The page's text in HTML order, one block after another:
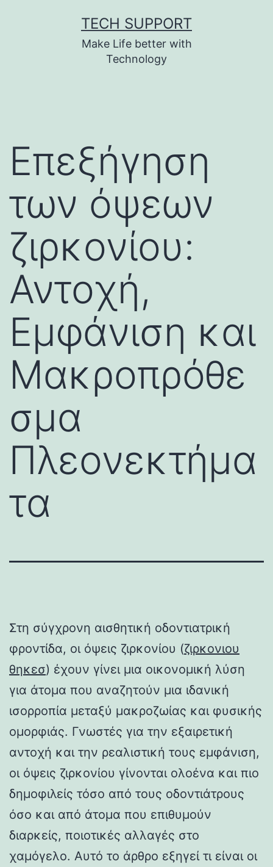
TECH SUPPORT
Make Life better with
Technology
Επεξήγηση
των όψεων
ζιρκονίου:
Αντοχή,
Εμφάνιση και
Μακροπρόθε
σμα
Πλεονεκτήμα
τα
Στη σύγχρονη αισθητική οδοντιατρική
φροντίδα, οι όψεις ζιρκονίου (ζιρκονιου
θηκεσ) έχουν γίνει μια οικονομική λύση
για άτομα που αναζητούν μια ιδανική
ισορροπία μεταξύ μακροζωίας και φυσικής
ομορφιάς. Γνωστές για την εξαιρετική
αντοχή και την ρεαλιστική τους εμφάνιση,
οι όψεις ζιρκονίου γίνονται ολοένα και πιο
δημοφιλείς τόσο από τους οδοντιάτρους
όσο και από άτομα που επιθυμούν
διαρκείς, ποιοτικές αλλαγές στο
χαμόγελο. Αυτό το άρθρο εξηγεί τι είναι οι